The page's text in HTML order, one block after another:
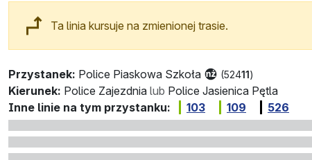
Ta linia kursuje na zmienionej trasie.
Przystanek: Police Piaskowa Szkoła (52411)
Kierunek: Police Zajezdnia lub Police Jasienica Pętla
Inne linie na tym przystanku:
103 109 526